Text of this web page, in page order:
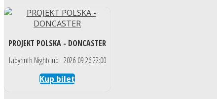
PROJEKT POLSKA - DONCASTER
Labyrinth Nightclub - 2026-09-26 22:00
Kup bilet